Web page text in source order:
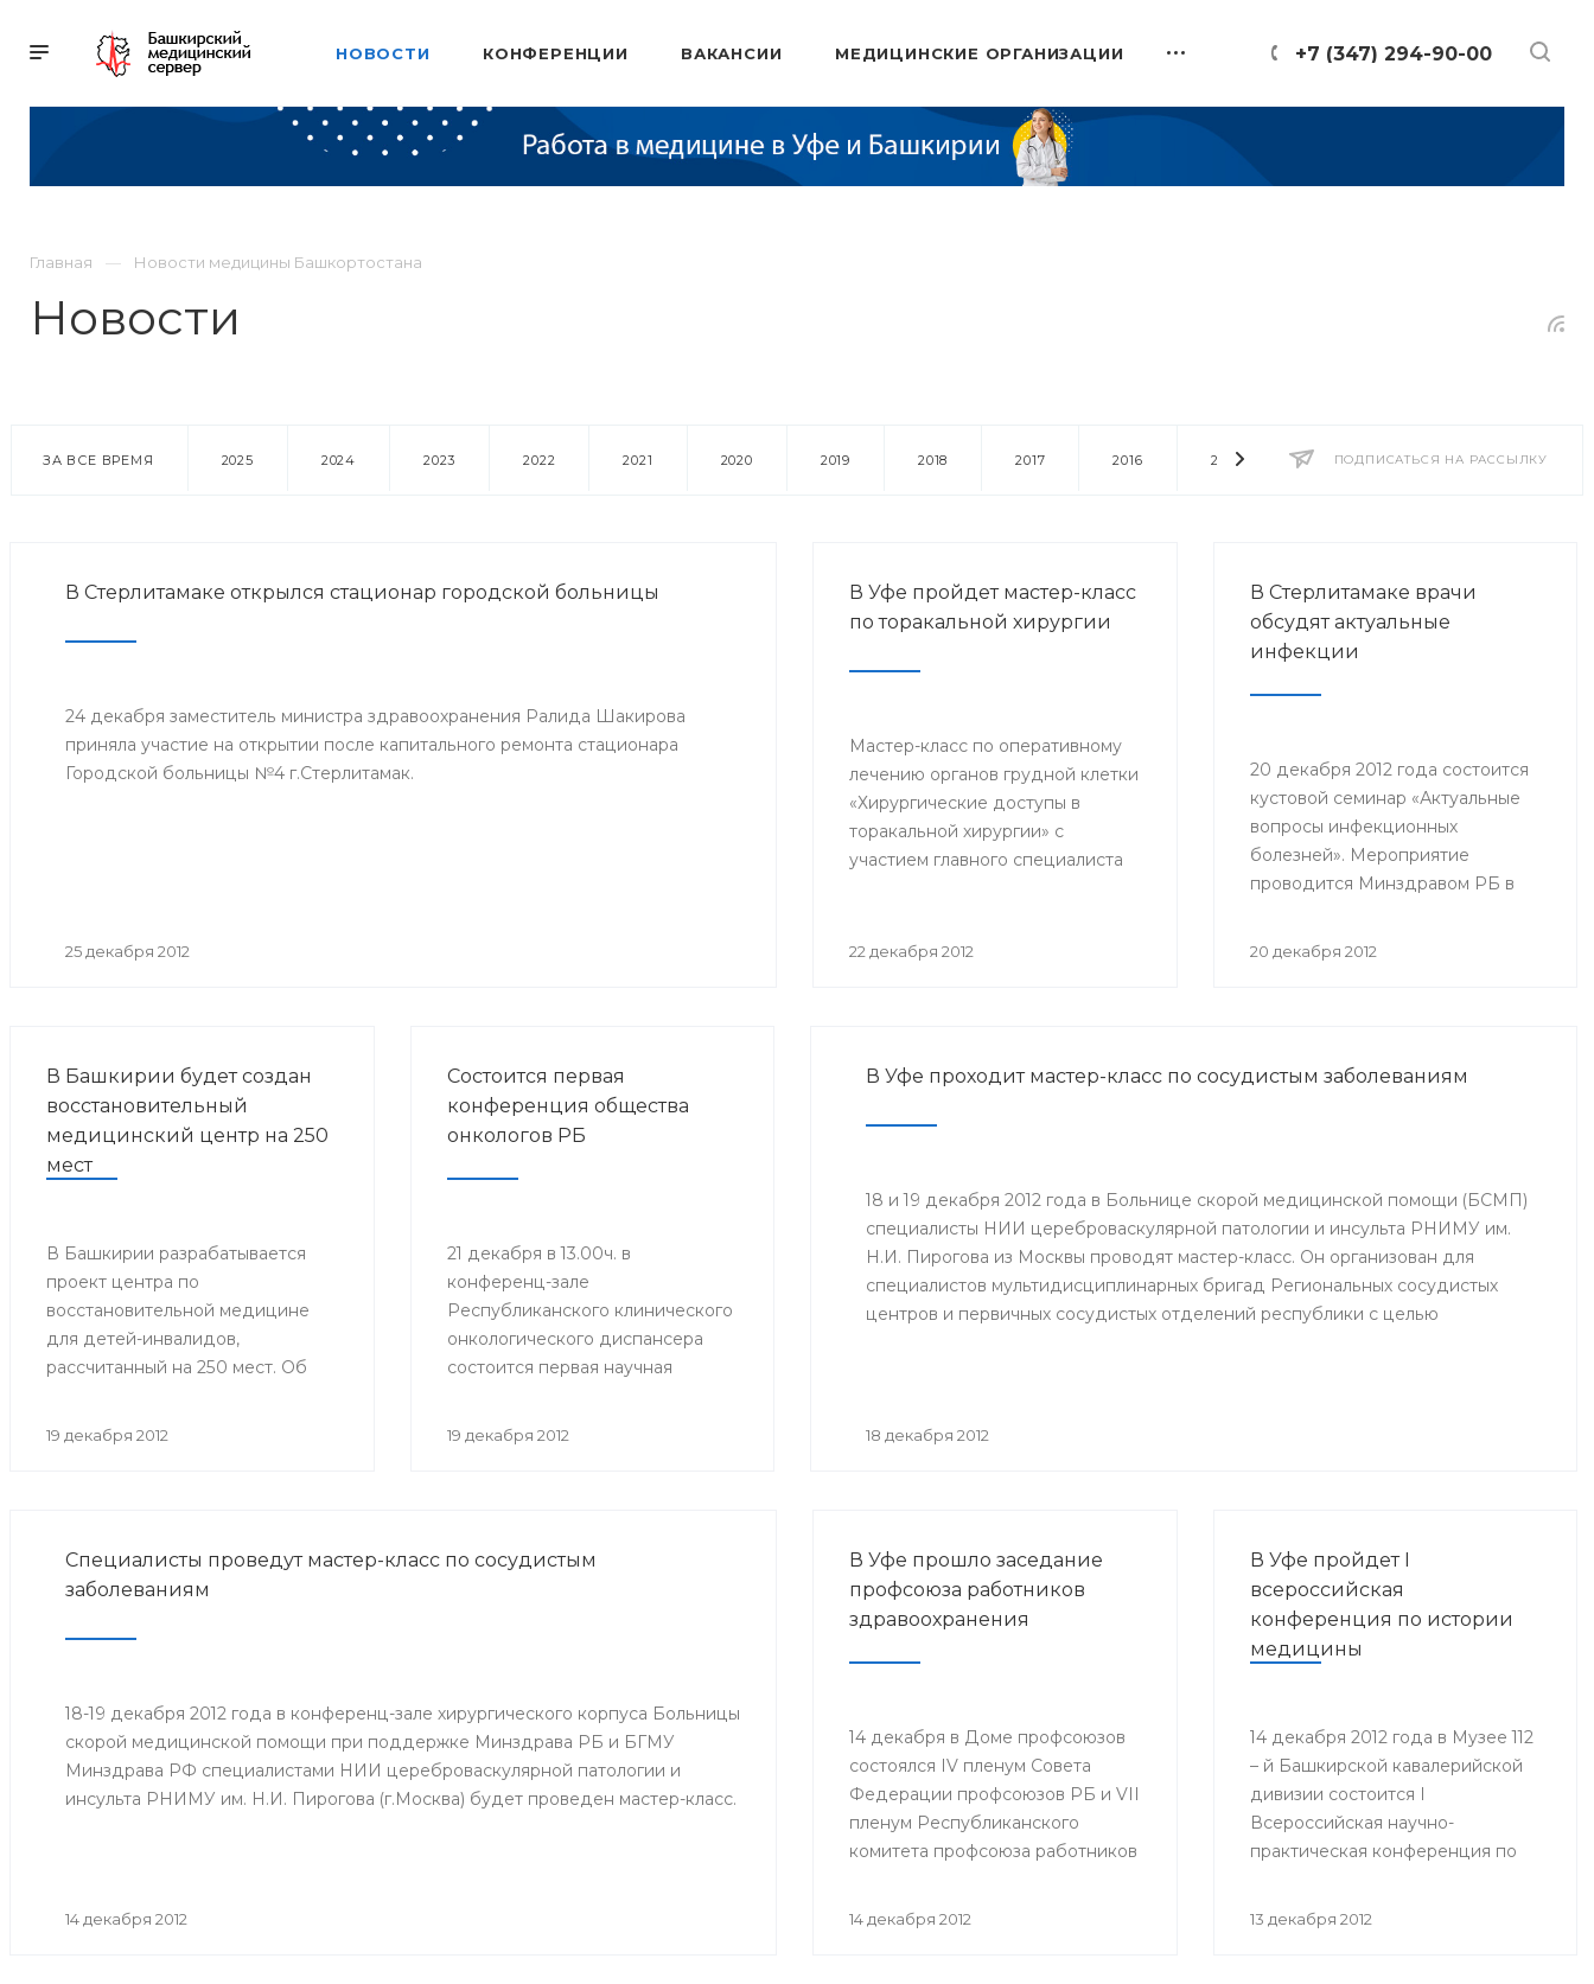
+7 (347) 294-90-00
НОВОСТИ КОНФЕРЕНЦИИ ВАКАНСИИ МЕДИЦИНСКИЕ ОРГАНИЗАЦИИ
Главная Новости медицины Башкортостана
Новости
ПОДПИСАТЬСЯ НА РАССЫЛКУ
ЗА ВСЕ ВРЕМЯ 2025 2024 2023 2022 2021 2020 2019 2018 2017 2016 2014 2013 2012 2011
В Стерлитамаке открылся стационар городской больницы
24 декабря заместитель министра здравоохранения Ралида Шакирова
приняла участие на открытии после капитального ремонта стационара
Городской больницы №4 г.Стерлитамак.
25 декабря 2012
В Уфе пройдет мастер-класс
по торакальной хирургии
Мастер-класс по оперативному
лечению органов грудной клетки
«Хирургические доступы в
торакальной хирургии» с
участием главного специалиста
профессора Петра Яблонского
22 декабря 2012
В Стерлитамаке врачи
обсудят актуальные
инфекции
20 декабря 2012 года состоится
кустовой семинар «Актуальные
вопросы инфекционных
болезней». Мероприятие
проводится Минздравом РБ в
врачей–инфекционистов,
Ишимбай, Мелеуз, Кумертау, а
республики.
20 декабря 2012
В Башкирии будет создан
восстановительный
медицинский центр на 250
мест
В Башкирии разрабатывается
проект центра по
восстановительной медицине
для детей-инвалидов,
рассчитанный на 250 мест. Об
координационного Совета по
19 декабря 2012
Состоится первая
конференция общества
онкологов РБ
21 декабря в 13.00ч. в
конференц-зале
Республиканского клинического
онкологического диспансера
состоится первая научная
онкологов РБ.
19 декабря 2012
В Уфе проходит мастер-класс по сосудистым заболеваниям
18 и 19 декабря 2012 года в Больнице скорой медицинской помощи (БСМП)
специалисты НИИ цереброваскулярной патологии и инсульта РНИМУ им.
Н.И. Пирогова из Москвы проводят мастер-класс. Он организован для
специалистов мультидисциплинарных бригад Региональных сосудистых
центров и первичных сосудистых отделений республики с целью
18 декабря 2012
Специалисты проведут мастер-класс по сосудистым
заболеваниям
18-19 декабря 2012 года в конференц-зале хирургического корпуса Больницы
скорой медицинской помощи при поддержке Минздрава РБ и БГМУ
Минздрава РФ специалистами НИИ цереброваскулярной патологии и
инсульта РНИМУ им. Н.И. Пирогова (г.Москва) будет проведен мастер-класс.
14 декабря 2012
В Уфе прошло заседание
профсоюза работников
здравоохранения
14 декабря в Доме профсоюзов
состоялся IV пленум Совета
Федерации профсоюзов РБ и VII
пленум Республиканского
комитета профсоюза работников
докладами выступили министр
14 декабря 2012
В Уфе пройдет I
всероссийская
конференция по истории
медицины
14 декабря 2012 года в Музее 112
– й Башкирской кавалерийской
дивизии состоится I
Всероссийская научно-
практическая конференция по
«Медицинское обеспечение
13 декабря 2012